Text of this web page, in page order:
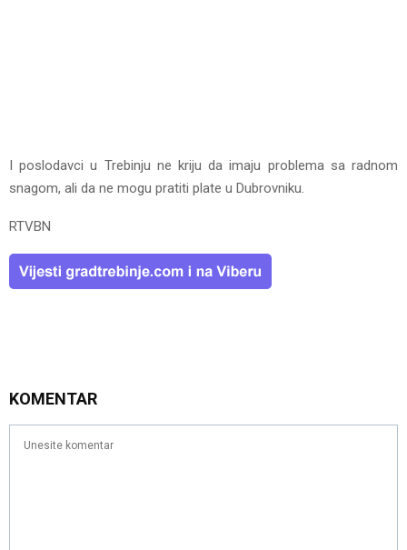
I poslodavci u Trebinju ne kriju da imaju problema sa radnom
snagom, ali da ne mogu pratiti plate u Dubrovniku.
RTVBN
KOMENTAR